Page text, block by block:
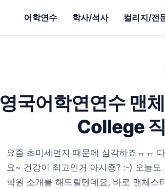
어학연수 학사/석사 컬리지/전
영국어학연연수 맨
College
요즘 초미세먼지 때문에 심각하죠ㅠㅠ
요~ 건강이 최고인거 아시죵? :-) 오늘
학원 소개를 해드릴텐데요, 바로 맨체